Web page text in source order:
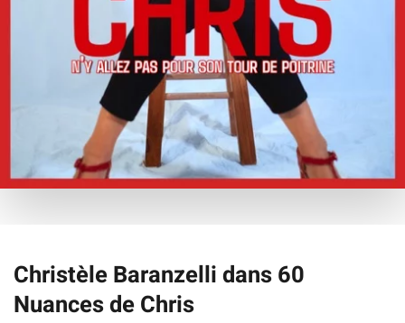
Christèle Baranzelli dans 60
Nuances de Chris